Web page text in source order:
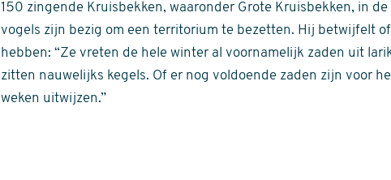
150 zingende Kruisbekken, waaronder Grote Kruisbekken, in
vogels zijn bezig om een territorium te bezetten. Hij betwijfelt
hebben: “Ze vreten de hele winter al voornamelijk zaden uit
zitten nauwelijks kegels. Of er nog voldoende zaden zijn voor
weken uitwijzen.”